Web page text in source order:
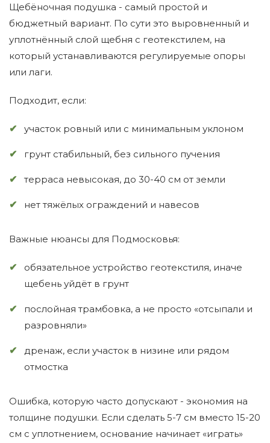
Щебёночная подушка - самый простой и
бюджетный вариант. По сути это выровненный и
уплотнённый слой щебня с геотекстилем, на
который устанавливаются регулируемые опоры
или лаги.
Подходит, если:
участок ровный или с минимальным уклоном
грунт стабильный, без сильного пучения
терраса невысокая, до 30-40 см от земли
нет тяжёлых ограждений и навесов
Важные нюансы для Подмосковья:
обязательное устройство геотекстиля, иначе
щебень уйдёт в грунт
послойная трамбовка, а не просто «отсыпали и
разровняли»
дренаж, если участок в низине или рядом
отмостка
Ошибка, которую часто допускают - экономия на
толщине подушки. Если сделать 5-7 см вместо 15-20
см с уплотнением, основание начинает «играть»